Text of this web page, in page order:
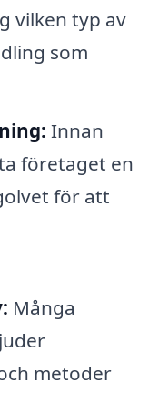
vilken typ av
som
Innan
företaget en
för att
Många
metoder